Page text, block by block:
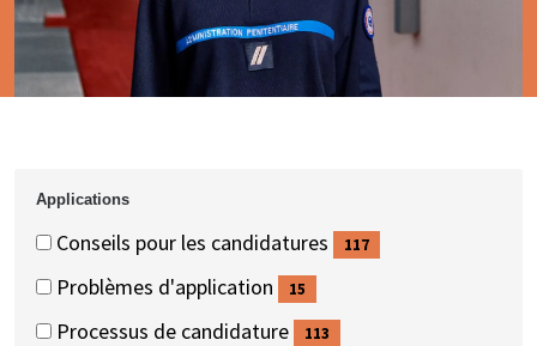
Applications
Applications
Applications
Conseils pour les candidatures
(117
117
Problèmes d'application
(15
15
Processus de candidature
113